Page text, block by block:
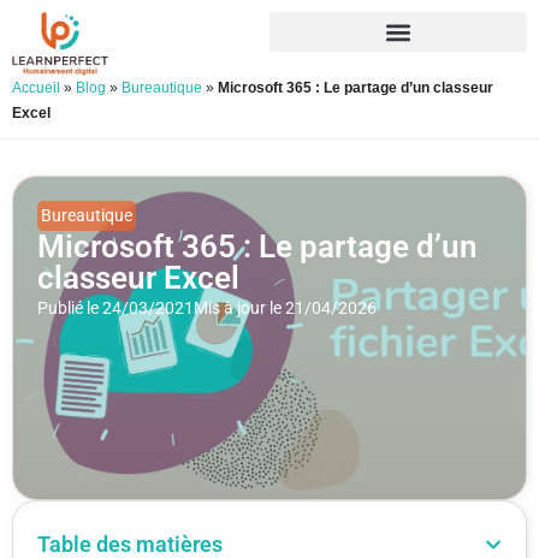
Accueil » Blog » Bureautique » Microsoft 365 : Le partage d’un classeur
Excel
Bureautique
Microsoft 365 : Le partage d’un
classeur Excel
Publié le 24/03/2021Mis à jour le 21/04/2026
Table des matières